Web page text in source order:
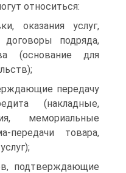
относиться:
оказания услуг,
подряда,
(основание для
передачу
(накладные,
мемориальные
передачи товара,
подтверждающие